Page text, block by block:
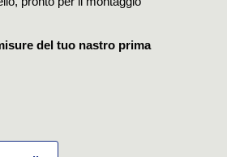
del tuo nastro prima